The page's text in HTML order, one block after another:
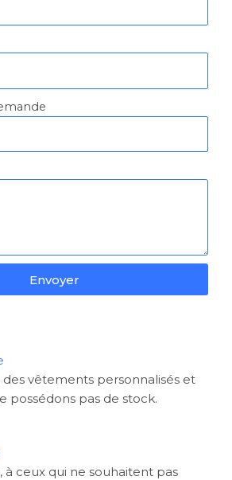
Envoyer
vêtements personnalisés et
possédons pas de stock.
à ceux qui ne souhaitent pas